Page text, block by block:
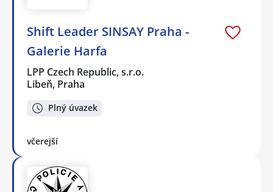
Shift Leader SINSAY Praha -
Galerie Harfa
LPP Czech Republic, s.r.o.
Libeň, Praha
Plný úvazek
včerejší